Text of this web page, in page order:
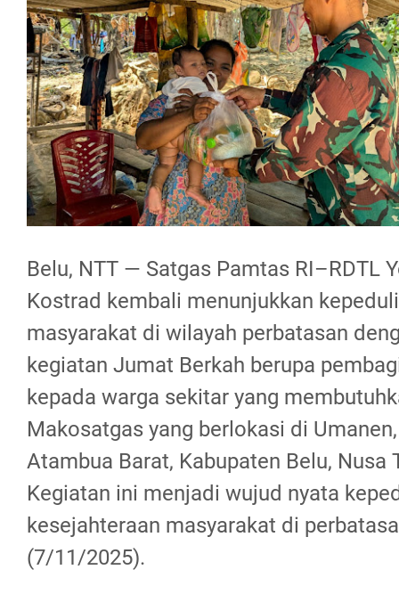
Belu, NTT — Satgas Pamtas RI–RDTL
Kostrad kembali menunjukkan
masyarakat di wilayah perbatasan
kegiatan Jumat Berkah berupa
kepada warga sekitar yang
Makosatgas yang berlokasi di
Atambua Barat, Kabupaten Belu, Nusa
Kegiatan ini menjadi wujud nyata
kesejahteraan masyarakat di
(7/11/2025).